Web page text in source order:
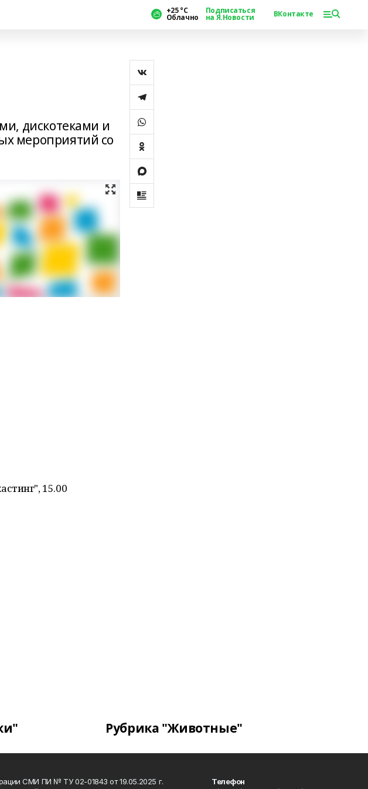
+25 °С
Облачно
Подписаться
на Я.Новости ВКонтакте
дискотеками и
мероприятий со
15.00
Рубрика "Животные"
СМИ ПИ № ТУ 02-01843 от 19.05.2025 г.
Телефон